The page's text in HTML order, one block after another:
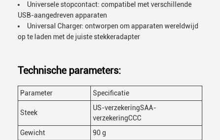
Universele stopcontact: compatibel met verschillende
USB-aangedreven apparaten
Universal Charger: ontworpen om apparaten wereldwijd
op te laden met de juiste stekkeradapter
Technische parameters:
Parameter Specificatie
Steek
US-verzekeringSAA-
verzekeringCCC
Gewicht
90 g